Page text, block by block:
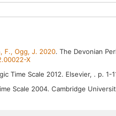
F., Ogg, J. 2020. The Devonian
X
Time Scale 2012. Elsevier, . p. 1-
Scale 2004. Cambridge